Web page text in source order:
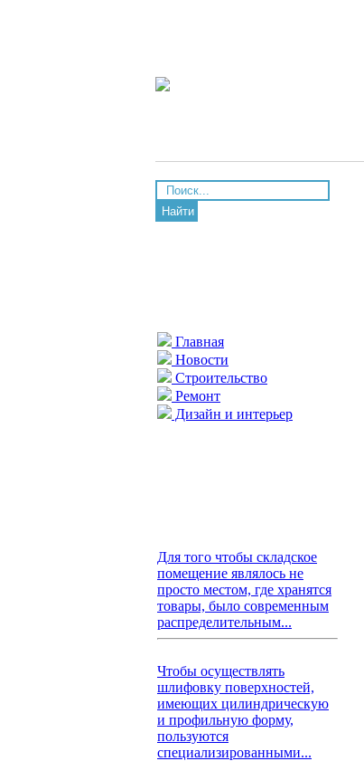
Найти
Главная
Новости
Строительство
Ремонт
Дизайн и интерьер
Для того чтобы складское
помещение являлось не
просто местом, где хранятся
товары, было современным
распределительным...
Чтобы осуществлять
шлифовку поверхностей,
имеющих цилиндрическую
и профильную форму,
пользуются
специализированными...